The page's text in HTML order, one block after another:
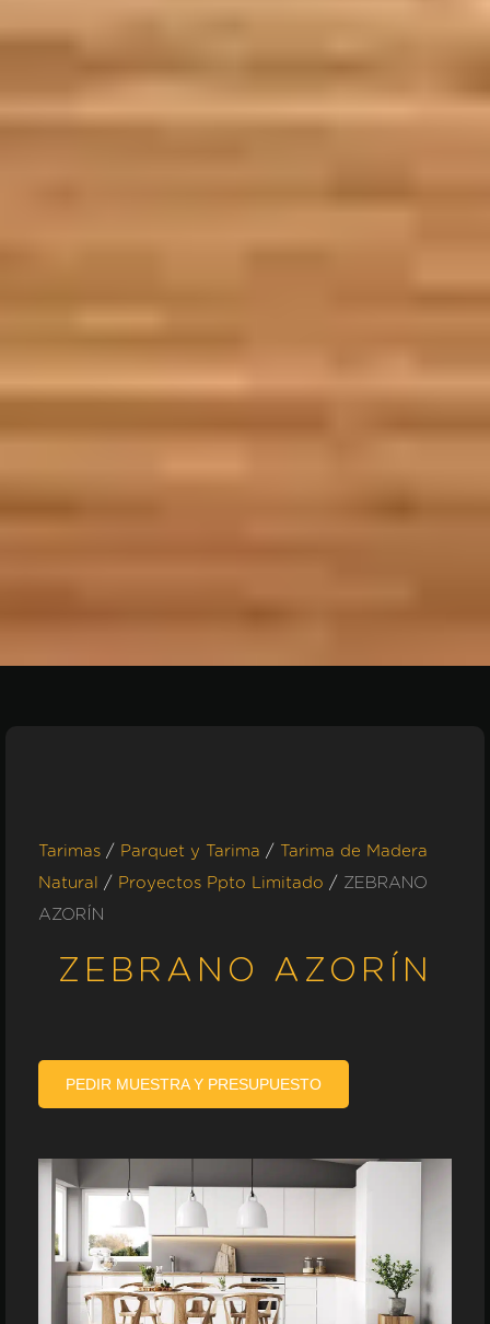
Tarimas / Parquet y Tarima /
Tarima de Madera
Natural
/ Proyectos Ppto Limitado / ZEBRANO
AZORÍN
ZEBRANO AZORÍN
PEDIR MUESTRA Y PRESUPUESTO